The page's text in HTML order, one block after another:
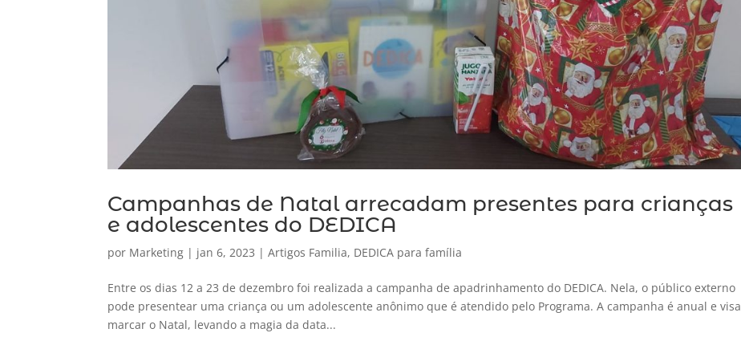
Campanhas de Natal arrecadam presentes para crianças
e adolescentes do DEDICA
por Marketing | jan 6, 2023 |Artigos Familia, DEDICA para família
Entre os dias 12 a 23 de dezembro foi realizada a campanha de apadrinhamento do DEDICA. Nela, o público externo
pode presentear uma criança ou um adolescente anônimo que é atendido pelo Programa. A campanha é anual e visa
marcar o Natal, levando a magia da data...